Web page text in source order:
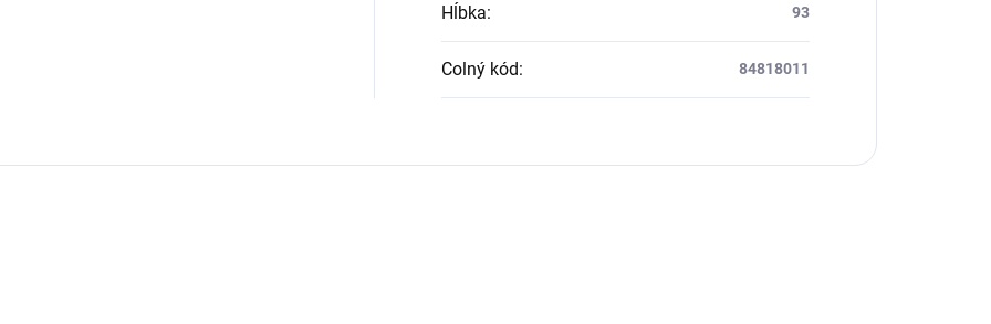
Hĺbka: 93
Colný kód: 84818011